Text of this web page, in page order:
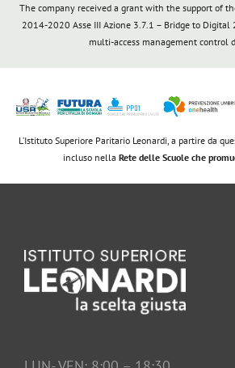
The company received a grant with the support of
2014-2020 Asse III Azione 3.7.1 – Bridge to Digital
multi-access management control
L’Istituto Superiore Paritario Leonardi, a partire da
incluso nella Rete delle Scuole che